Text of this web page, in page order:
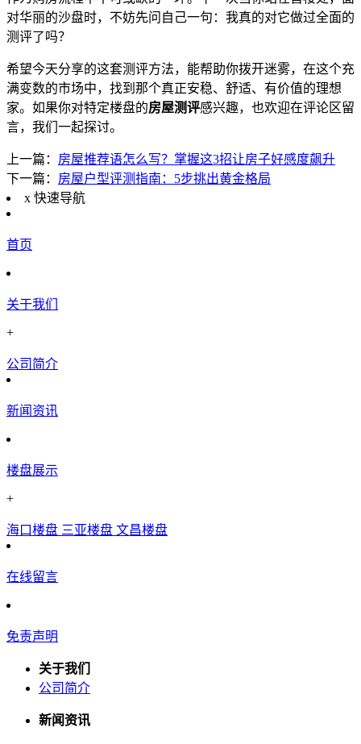
对华丽的沙盘时，不妨先问自己一句：我真的对它做过全面的
测评了吗？
希望今天分享的这套测评方法，能帮助你拨开迷雾，在这个充
满变数的市场中，找到那个真正安稳、舒适、有价值的理想
家。如果你对特定楼盘的房屋测评感兴趣，也欢迎在评论区留
言，我们一起探讨。
上一篇： 房屋推荐语怎么写？掌握这3招让房子好感度飙升
下一篇： 房屋户型评测指南：5步挑出黄金格局
x 快速导航
首页
关于我们
+
公司简介
新闻资讯
楼盘展示
+
海口楼盘 三亚楼盘 文昌楼盘
在线留言
免责声明
关于我们
公司简介
新闻资讯